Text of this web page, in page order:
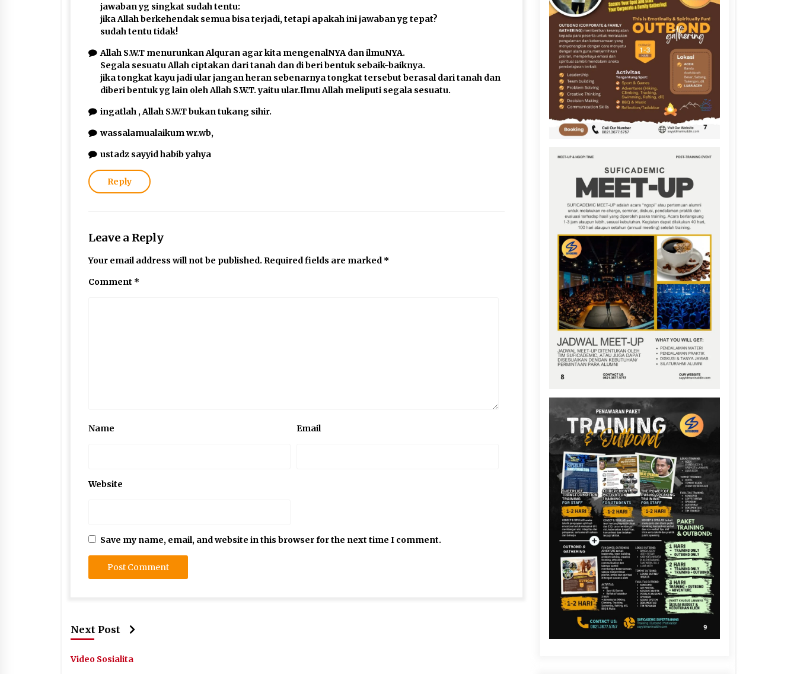
jawaban yg singkat sudah tentu:
jika Allah berkehendak semua bisa terjadi, tetapi apakah ini jawaban yg tepat?
sudah tentu tidak!
Allah S.W.T menurunkan Alquran agar kita mengenalNYA dan ilmuNYA.
Segala sesuatu Allah ciptakan dari tanah dan di beri bentuk sebaik-baiknya.
jika tongkat kayu jadi ular jangan heran sebenarnya tongkat tersebut berasal dari tanah dan
diberi bentuk yg lain oleh Allah S.W.T. yaitu ular.Ilmu Allah meliputi segala sesuatu.
ingatlah , Allah S.W.T bukan tukang sihir.
wassalamualaikum wr.wb,
ustadz sayyid habib yahya
Reply
Leave a Reply
Your email address will not be published. Required fields are marked *
Comment *
Name Email
Website
Save my name, email, and website in this browser for the next time I comment.
Next Post
Video Sosialita